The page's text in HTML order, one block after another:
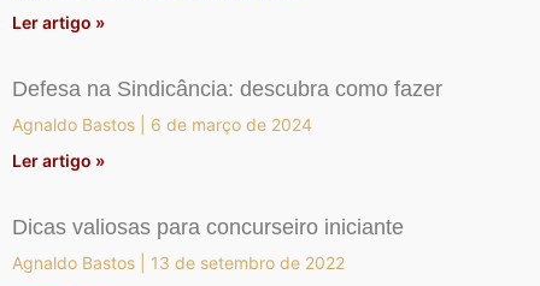
Ler artigo »
Defesa na Sindicância: descubra como fazer
Agnaldo Bastos
6 de março de 2024
Ler artigo »
Dicas valiosas para concurseiro iniciante
Agnaldo Bastos
13 de setembro de 2022